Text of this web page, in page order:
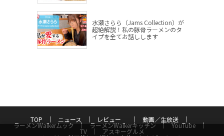
水瀬さらら（Jams Collection）が
超絶解説！私の豚骨ラーメンのタ
イプを全てお話しします
TOP ニュース レビュー 動画／生放送
ラーメンWalkerムック ラーメンWalkerキッチン YouTube
TV アスキーグルメ